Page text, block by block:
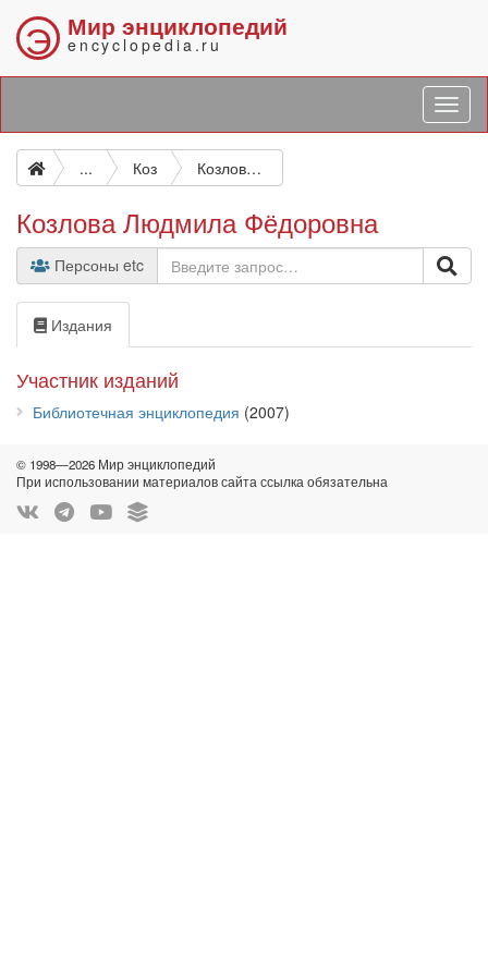
Э Мир энциклопедий
encyclopedia.ru
... Коз Козлова Людмила Фёдоровна
Козлова Людмила Фёдоровна
Персоны etc
Издания
Участник изданий
Библиотечная энциклопедия (2007)
© 1998—2026 Мир энциклопедий
При использовании материалов сайта ссылка обязательна